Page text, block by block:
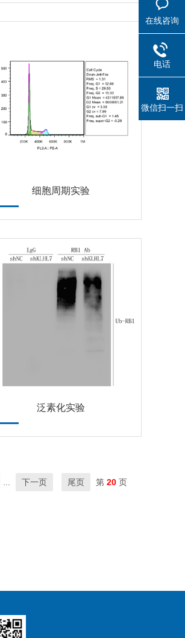
细胞周期实验
泛素化实验
下一页 尾页 第 20 页
在线咨询
电话
微信扫一扫